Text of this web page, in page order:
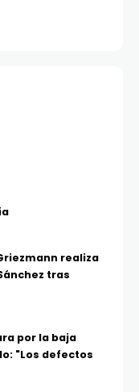
realiza
tras
por la baja
"Los defectos